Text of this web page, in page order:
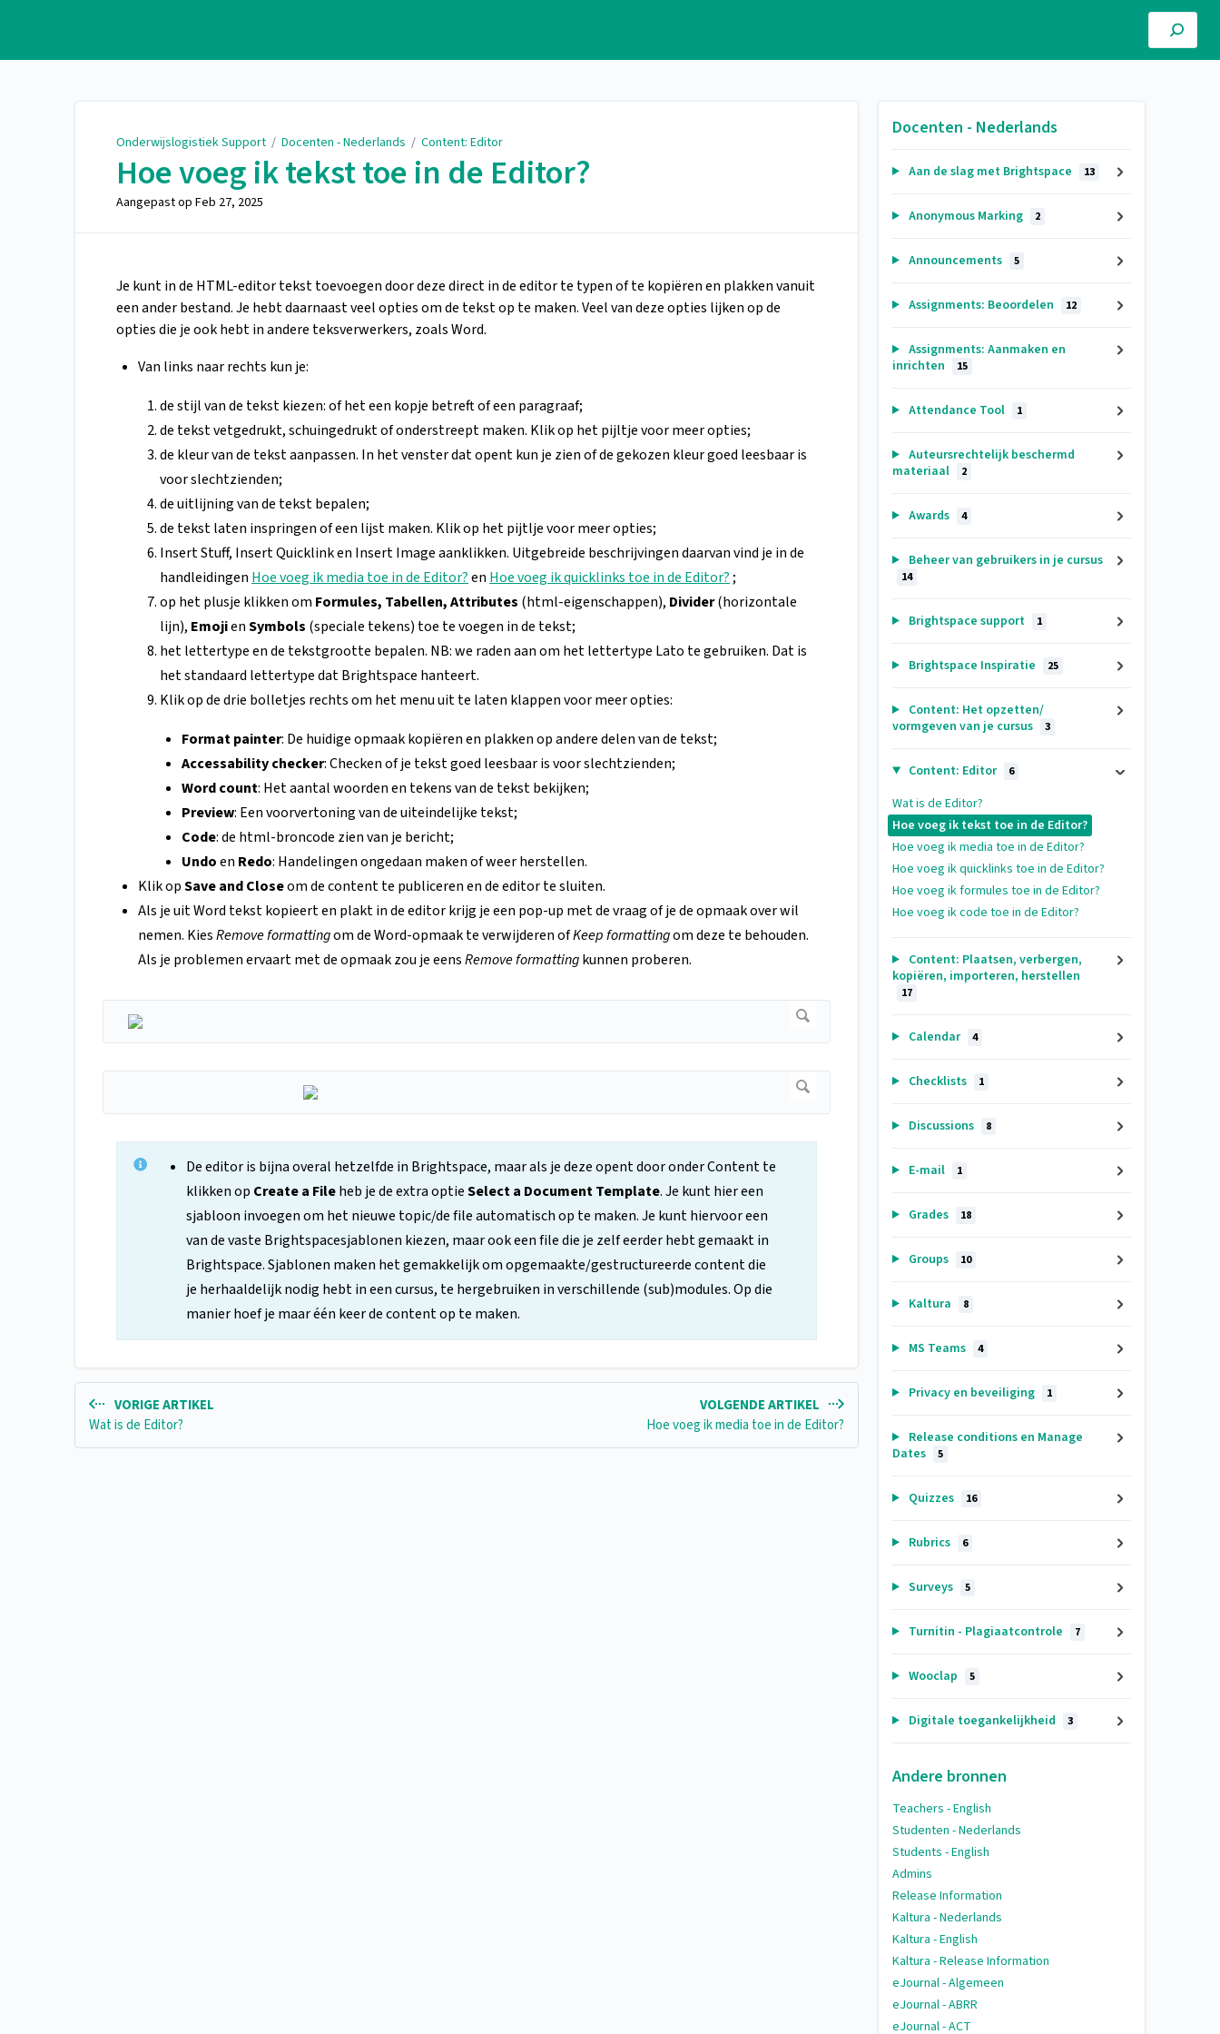
Onderwijslogistiek Support / Docenten - Nederlands / Content: Editor
Hoe voeg ik tekst toe in de Editor?
Aangepast op Feb 27, 2025
Je kunt in de HTML-editor tekst toevoegen door deze direct in de editor te typen of te kopiëren en plakken vanuit
een ander bestand. Je hebt daarnaast veel opties om de tekst op te maken. Veel van deze opties lijken op de
opties die je ook hebt in andere teksverwerkers, zoals Word.
Van links naar rechts kun je:
de stijl van de tekst kiezen: of het een kopje betreft of een paragraaf;
de tekst vetgedrukt, schuingedrukt of onderstreept maken. Klik op het pijltje voor meer opties;
de kleur van de tekst aanpassen. In het venster dat opent kun je zien of de gekozen kleur goed leesbaar is
voor slechtzienden;
de uitlijning van de tekst bepalen;
de tekst laten inspringen of een lijst maken. Klik op het pijtlje voor meer opties;
Insert Stuff, Insert Quicklink en Insert Image aanklikken. Uitgebreide beschrijvingen daarvan vind je in de
handleidingen Hoe voeg ik media toe in de Editor?en Hoe voeg ik quicklinks toe in de Editor?;
op het plusje klikken om Formules, Tabellen,Attributes (html-eigenschappen), Divider(horizontale
lijn), EmojienSymbols (speciale tekens) toe te voegen in de tekst;
het lettertype en de tekstgrootte bepalen. NB: we raden aan om het lettertype Lato te gebruiken. Dat is
het standaard lettertype dat Brightspace hanteert.
Klik op de drie bolletjes rechts om het menu uit te laten klappen voor meer opties:
Format painter: De huidige opmaak kopiëren en plakken op andere delen van de tekst;
Accessability checker: Checken of je tekst goed leesbaar is voor slechtzienden;
Word count: Het aantal woorden en tekens van de tekst bekijken;
Preview: Een voorvertoning van de uiteindelijke tekst;
Code: de html-broncode zien van je bericht;
Undoen Redo: Handelingen ongedaan maken of weer herstellen.
Klik opSave and Closeom de content te publiceren en de editor te sluiten.
Als je uit Word tekst kopieert en plakt in de editor krijg je een pop-up met de vraag of je de opmaak over wil
nemen. KiesRemove formattingom de Word-opmaak te verwijderen ofKeep formattingom deze te behouden.
Als je problemen ervaart met de opmaak zou je eensRemove formattingkunnen proberen.
De editor is bijna overal hetzelfde in Brightspace, maar als je deze opent door onder Content te
klikken op Create a Fileheb je de extra optieSelect a Document Template. Je kunt hier een
sjabloon invoegen om het nieuwe topic/de file automatisch op te maken. Je kunt hiervoor een
van de vaste Brightspacesjablonen kiezen, maar ook een file die je zelf eerder hebt gemaakt in
Brightspace. Sjablonen maken het gemakkelijk om opgemaakte/gestructureerde content die
je herhaaldelijk nodig hebt in een cursus, te hergebruiken in verschillende (sub)modules. Op die
manier hoef je maar één keer de content op te maken.
VORIGE ARTIKEL
Wat is de Editor?
VOLGENDE ARTIKEL
Hoe voeg ik media toe in de Editor?
Docenten - Nederlands
Aan de slag met Brightspace 13
Anonymous Marking 2
Announcements 5
Assignments: Beoordelen 12
Assignments: Aanmaken en
inrichten
15
Attendance Tool 1
Auteursrechtelijk beschermd
materiaal
2
Awards 4
Beheer van gebruikers in je cursus
14
Brightspace support 1
Brightspace Inspiratie 25
Content: Het opzetten/
vormgeven van je cursus
3
Content: Editor 6
Wat is de Editor?
Hoe voeg ik tekst toe in de Editor?
Hoe voeg ik media toe in de Editor?
Hoe voeg ik quicklinks toe in de Editor?
Hoe voeg ik formules toe in de Editor?
Hoe voeg ik code toe in de Editor?
Content: Plaatsen, verbergen,
kopiëren, importeren, herstellen
17
Calendar 4
Checklists 1
Discussions 8
E-mail 1
Grades 18
Groups 10
Kaltura 8
MS Teams 4
Privacy en beveiliging 1
Release conditions en Manage
Dates
5
Quizzes 16
Rubrics 6
Surveys 5
Turnitin - Plagiaatcontrole 7
Wooclap 5
Digitale toegankelijkheid 3
Andere bronnen
Teachers - English
Studenten - Nederlands
Students - English
Admins
Release Information
Kaltura - Nederlands
Kaltura - English
Kaltura - Release Information
eJournal - Algemeen
eJournal - ABRR
eJournal - ACT